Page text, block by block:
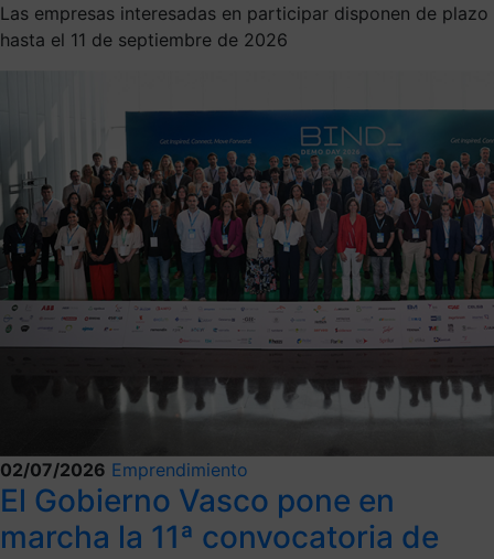
Las empresas interesadas en participar disponen de plazo
hasta el 11 de septiembre de 2026
02/07/2026 Emprendimiento
El Gobierno Vasco pone en
marcha la 11ª convocatoria de